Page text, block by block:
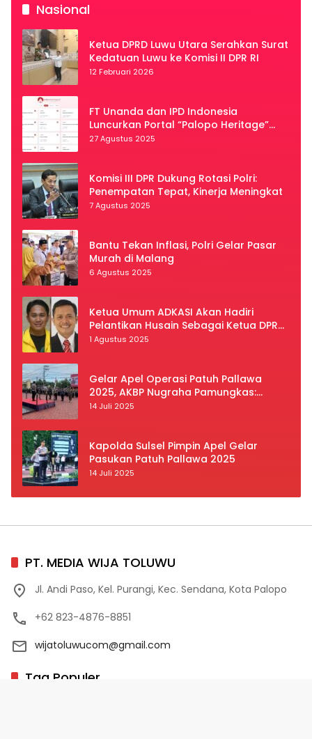
Nasional
Ketua DPRD Luwu Utara Serahkan Surat
Kedatuan Luwu ke Komisi II DPR RI
12 Februari 2026
FT Unanda dan IPD Indonesia
Luncurkan Portal “Palopo Heritage”
Secara Virtual
27 Agustus 2025
Komisi III DPR Dukung Rotasi Polri:
Penempatan Tepat, Kinerja Meningkat
7 Agustus 2025
Bantu Tekan Inflasi, Polri Gelar Pasar
Murah di Malang
6 Agustus 2025
Ketua Umum ADKASI Akan Hadiri
Pelantikan Husain Sebagai Ketua DPRD
Luwu Utara
1 Agustus 2025
Gelar Apel Operasi Patuh Pallawa
2025, AKBP Nugraha Pamungkas:
Kedisiplinan dan Keselamatan Jadi
14 Juli 2025
Kapolda Sulsel Pimpin Apel Gelar
Pasukan Patuh Pallawa 2025
14 Juli 2025
PT. MEDIA WIJA TOLUWU
Jl. Andi Paso, Kel. Purangi, Kec. Sendana, Kota Palopo
+62 823-4876-8851
wijatoluwucom@gmail.com
Tag Populer